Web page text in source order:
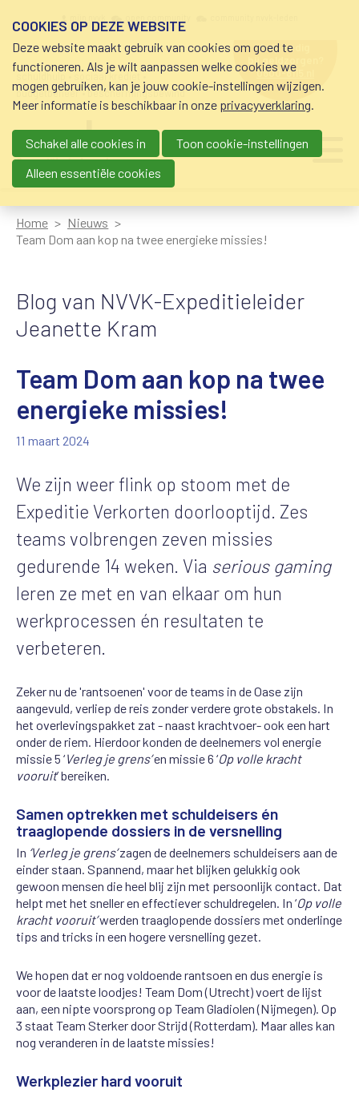
schuldhulp • sociaal krediet •
budgetbeheer • beschermingsbewind
hulp nodig
bij geldzorgen?
0800-8115.nl
Main navigation
Home
Nieuws
Team Dom aan kop na twee energieke missies!
Blog van NVVK-Expeditieleider
Jeanette Kram
Team Dom aan kop na twee
energieke missies!
11 maart 2024
We zijn weer flink op stoom met de
Expeditie Verkorten doorlooptijd. Zes
teams volbrengen zeven missies
gedurende 14 weken. Via serious gaming
leren ze met en van elkaar om hun
werkprocessen én resultaten te
verbeteren.
Zeker nu de 'rantsoenen' voor de teams in de Oase zijn
aangevuld, verliep de reis zonder verdere grote obstakels. In
het overlevingspakket zat - naast krachtvoer- ook een hart
onder de riem. Hierdoor konden de deelnemers vol energie
missie 5 ‘Verleg je grens’en missie 6 ‘Op volle kracht
vooruit’ bereiken.
Samen optrekken met schuldeisers én
traaglopende dossiers in de versnelling
In ‘Verleg je grens’zagen de deelnemers schuldeisers aan de
einder staan. Spannend, maar het blijken gelukkig ook
gewoon mensen die heel blij zijn met persoonlijk contact. Dat
helpt met het sneller en effectiever schuldregelen. In ‘Op volle
kracht vooruit’werden traaglopende dossiers met onderlinge
tips and tricks in een hogere versnelling gezet.
We hopen dat er nog voldoende rantsoen en dus energie is
voor de laatste loodjes! Team Dom (Utrecht) voert de lijst
aan, een nipte voorsprong op Team Gladiolen (Nijmegen). Op
3 staat Team Sterker door Strijd (Rotterdam). Maar alles kan
nog veranderen in de laatste missies!
Werkplezier hard vooruit
COOKIES OP DEZE WEBSITE
Deze website maakt gebruik van cookies om goed te
functioneren. Als je wilt aanpassen welke cookies we
mogen gebruiken, kan je jouw cookie-instellingen wijzigen.
Meer informatie is beschikbaar in onze privacyverklaring.
Schakel alle cookies in
Toon cookie-instellingen
Alleen essentiële cookies